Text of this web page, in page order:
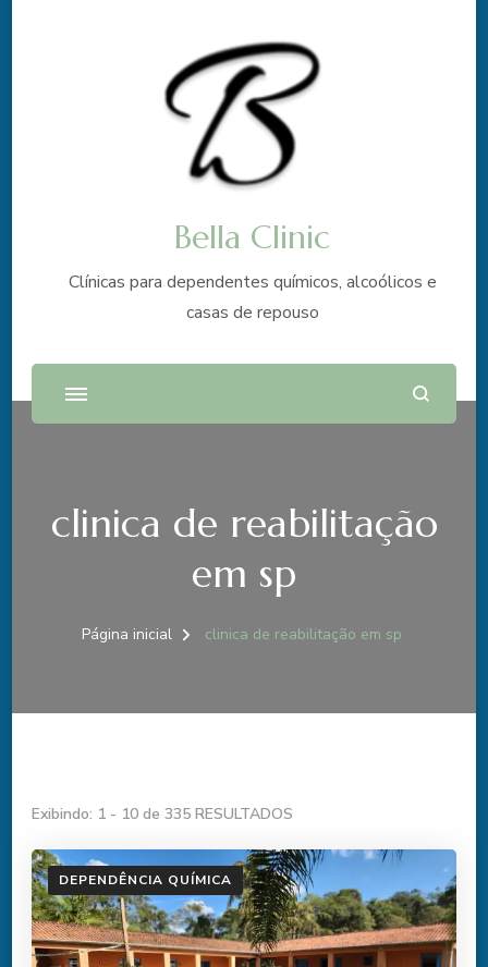
Bella Clinic
Clínicas para dependentes químicos, alcoólicos e
casas de repouso
clinica de reabilitação
em sp
Página inicial clinica de reabilitação em sp
Exibindo: 1 - 10 de 335 RESULTADOS
DEPENDÊNCIA QUÍMICA